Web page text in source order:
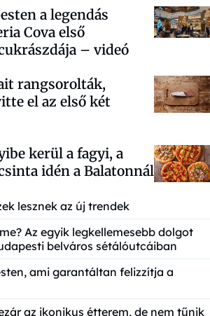
a legendás
Cova első
– videó
rangsorolták,
el az első két
kerül a fagyi, a
idén a Balatonnál
lesznek az új trendek
Az egyik legkellemesebb dolgot
belváros sétálóutcáiban
ami garantáltan felizzítja a
az ikonikus étterem, de nem tűnik